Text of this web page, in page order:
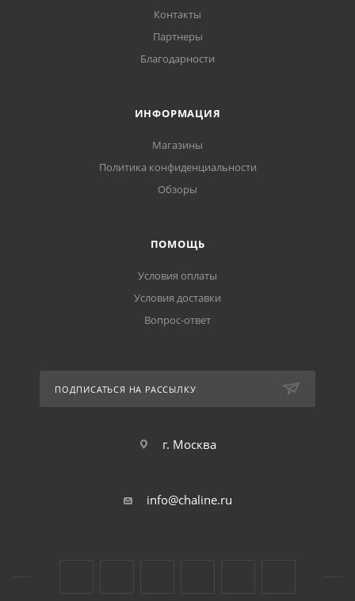
Контакты
Партнеры
Благодарности
ИНФОРМАЦИЯ
Магазины
Политика конфиденциальности
Обзоры
ПОМОЩЬ
Условия оплаты
Условия доставки
Вопрос-ответ
ПОДПИСАТЬСЯ НА РАССЫЛКУ
г. Москва
info@chaline.ru